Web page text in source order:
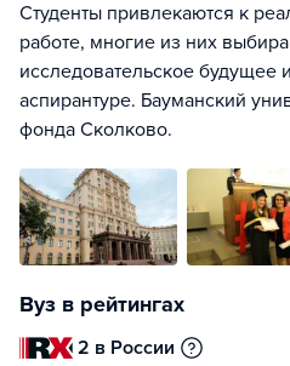
Студенты привлекаются к
работе, многие из них
исследовательское будущее
аспирантуре. Бауманский
фонда Сколково.
Вуз в рейтингах
2 в России